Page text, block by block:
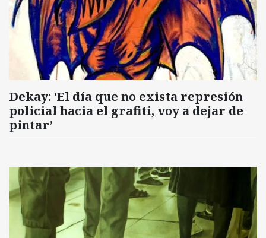
Dekay: ‘El día que no exista represión
policial hacia el grafiti, voy a dejar de
pintar’